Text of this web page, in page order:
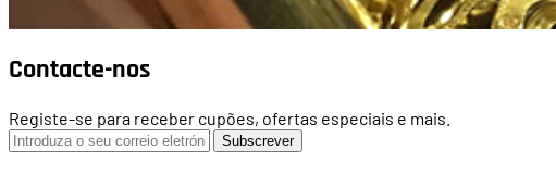
Contacte-nos
Registe-se para receber cupões, ofertas especiais e mais.
Subscrever